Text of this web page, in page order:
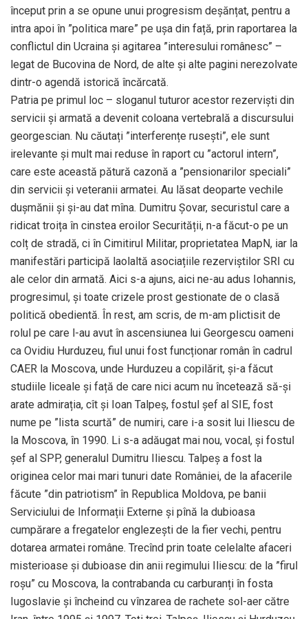
început prin a se opune unui progresism deșănțat, pentru a
intra apoi în ”politica mare” pe ușa din față, prin raportarea la
conflictul din Ucraina și agitarea ”interesului românesc” –
legat de Bucovina de Nord, de alte și alte pagini nerezolvate
dintr-o agendă istorică încărcată.
Patria pe primul loc – sloganul tuturor acestor rezerviști din
servicii și armată a devenit coloana vertebrală a discursului
georgescian. Nu căutați ”interferențe rusești”, ele sunt
irelevante și mult mai reduse în raport cu ”actorul intern”,
care este această pătură cazonă a ”pensionarilor speciali”
din servicii și veteranii armatei. Au lăsat deoparte vechile
dușmănii și și-au dat mîna. Dumitru Șovar, securistul care a
ridicat troița în cinstea eroilor Securității, n-a făcut-o pe un
colț de stradă, ci în Cimitirul Militar, proprietatea MapN, iar la
manifestări participă laolaltă asociațiile rezerviștilor SRI cu
ale celor din armată. Aici s-a ajuns, aici ne-au adus Iohannis,
progresimul, și toate crizele prost gestionate de o clasă
politică obedientă. În rest, am scris, de m-am plictisit de
rolul pe care l-au avut în ascensiunea lui Georgescu oameni
ca Ovidiu Hurduzeu, fiul unui fost funcționar român în cadrul
CAER la Moscova, unde Hurduzeu a copilărit, și-a făcut
studiile liceale și față de care nici acum nu încetează să-și
arate admirația, cît și Ioan Talpeș, fostul șef al SIE, fost
nume pe ”lista scurtă” de numiri, care i-a sosit lui Iliescu de
la Moscova, în 1990. Li s-a adăugat mai nou, vocal, și fostul
șef al SPP, generalul Dumitru Iliescu. Talpeș a fost la
originea celor mai mari tunuri date României, de la afacerile
făcute ”din patriotism” în Republica Moldova, pe banii
Serviciului de Informații Externe și pînă la dubioasa
cumpărare a fregatelor englezești de la fier vechi, pentru
dotarea armatei române. Trecînd prin toate celelalte afaceri
misterioase și dubioase din anii regimului Iliescu: de la ”firul
roșu” cu Moscova, la contrabanda cu carburanți în fosta
Iugoslavie și încheind cu vînzarea de rachete sol-aer către